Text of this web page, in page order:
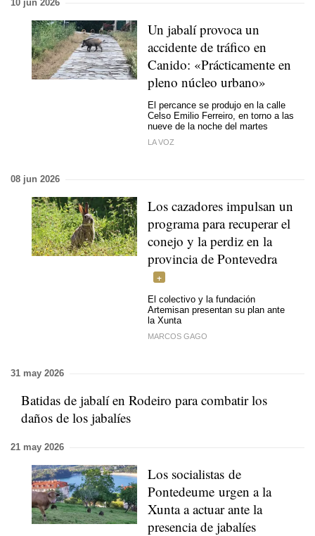
10 jun 2026
Un jabalí provoca un
accidente de tráfico en
Canido: «Prácticamente en
pleno núcleo urbano»
El percance se produjo en la calle
Celso Emilio Ferreiro, en torno a las
nueve de la noche del martes
LA VOZ
08 jun 2026
Los cazadores impulsan un
programa para recuperar el
conejo y la perdiz en la
provincia de Pontevedra
El colectivo y la fundación
Artemisan presentan su plan ante
la Xunta
MARCOS GAGO
31 may 2026
Batidas de jabalí en Rodeiro para combatir los
daños de los jabalíes
21 may 2026
Los socialistas de
Pontedeume urgen a la
Xunta a actuar ante la
presencia de jabalíes